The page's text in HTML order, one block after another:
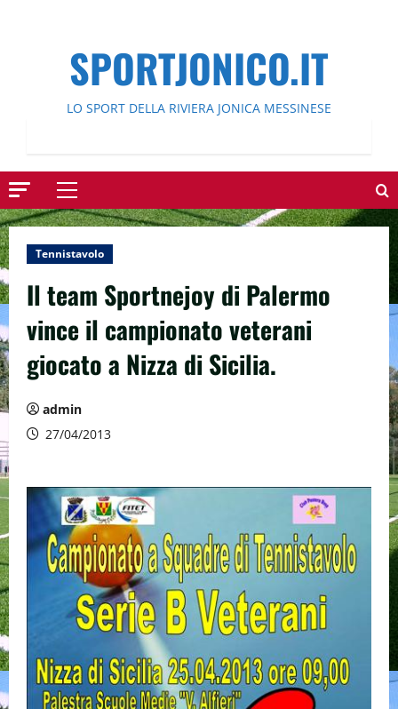
SPORTJONICO.IT
LO SPORT DELLA RIVIERA JONICA MESSINESE
Menu
principale
Tennistavolo
Il team Sportnejoy di Palermo
vince il campionato veterani
giocato a Nizza di Sicilia.
admin
27/04/2013